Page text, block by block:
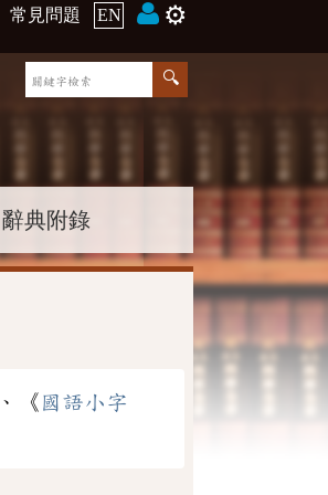
常見問題 EN ⚙️
辭典附錄
《 國語小字